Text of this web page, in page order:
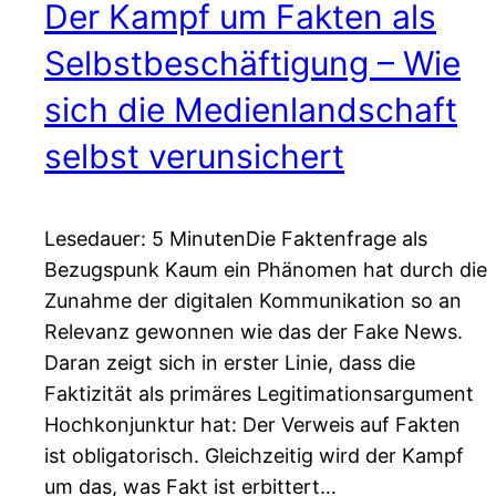
Der Kampf um Fakten als
Selbstbeschäftigung – Wie
sich die Medienlandschaft
selbst verunsichert
Lesedauer: 5 MinutenDie Faktenfrage als
Bezugspunk Kaum ein Phänomen hat durch die
Zunahme der digitalen Kommunikation so an
Relevanz gewonnen wie das der Fake News.
Daran zeigt sich in erster Linie, dass die
Faktizität als primäres Legitimationsargument
Hochkonjunktur hat: Der Verweis auf Fakten
ist obligatorisch. Gleichzeitig wird der Kampf
um das, was Fakt ist erbittert…